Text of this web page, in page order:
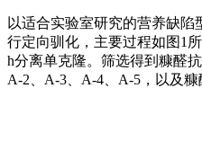
以适合实验室研究的营养缺
行定向驯化，主要过程如图1
h分离单克隆。筛选得到糠醛
A-2、A-3、A-4、A-5，以及